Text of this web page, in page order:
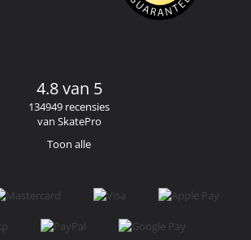
4.8 van 5
134949 recensies
van SkatePro
Toon alle